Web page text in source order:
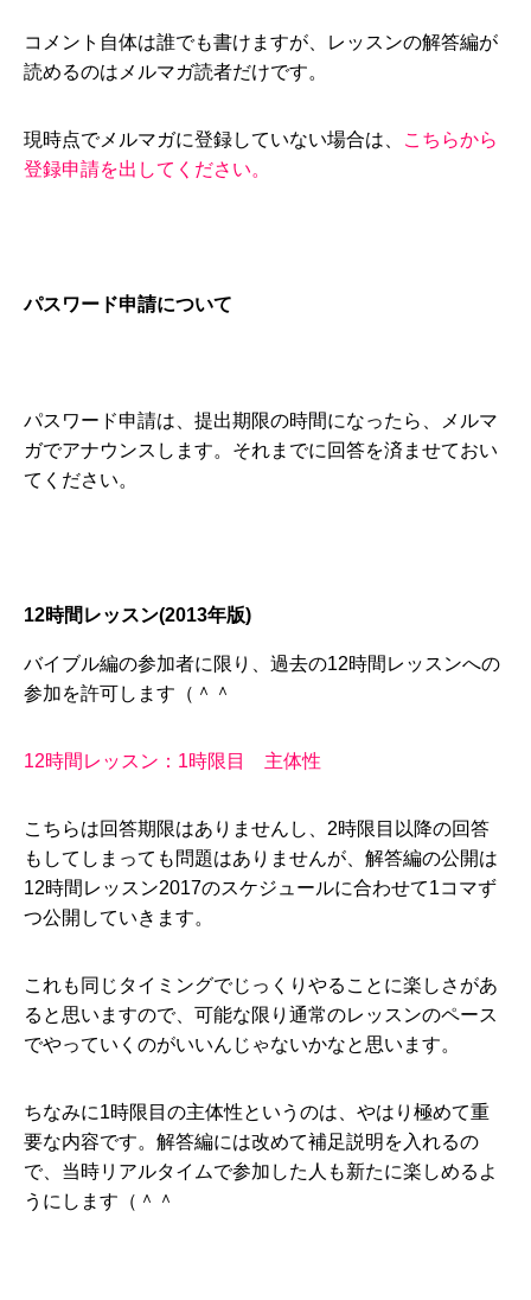
コメント自体は誰でも書けますが、レッスンの解答編が
読めるのはメルマガ読者だけです。
現時点でメルマガに登録していない場合は、
こちらから
登録申請を出してください。
パスワード申請について
パスワード申請は、提出期限の時間になったら、メルマ
ガでアナウンスします。それまでに回答を済ませておい
てください。
12時間レッスン(2013年版)
バイブル編の参加者に限り、過去の12時間レッスンへの
参加を許可します（＾＾
12時間レッスン：1時限目 主体性
こちらは回答期限はありませんし、2時限目以降の回答
もしてしまっても問題はありませんが、解答編の公開は
12時間レッスン2017のスケジュールに合わせて1コマず
つ公開していきます。
これも同じタイミングでじっくりやることに楽しさがあ
ると思いますので、可能な限り通常のレッスンのペース
でやっていくのがいいんじゃないかなと思います。
ちなみに1時限目の主体性というのは、やはり極めて重
要な内容です。解答編には改めて補足説明を入れるの
で、当時リアルタイムで参加した人も新たに楽しめるよ
うにします（＾＾